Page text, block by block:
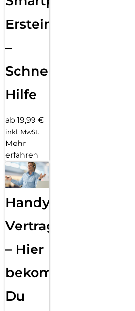
Ersteinrichtung
–
Schnelle
Hilfe
ab 19,99 €
inkl. MwSt.
Mehr
erfahren
Handy
Vertragsabwicklung
– Hier
bekommst
Du